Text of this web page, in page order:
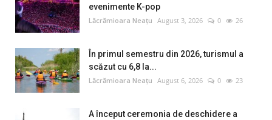
evenimente K-pop
Lăcrămioara Neațu August 3, 2026 0 26
În primul semestru din 2026, turismul a
scăzut cu 6,8 la...
Lăcrămioara Neațu August 6, 2026 0 23
A început ceremonia de deschidere a